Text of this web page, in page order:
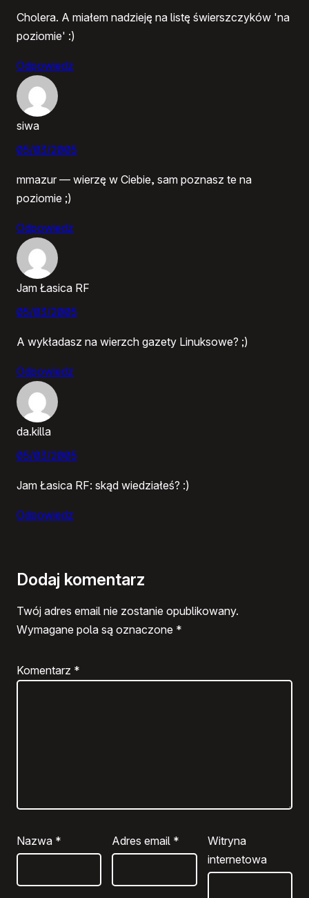
Cholera. A miałem nadzieję na listę świerszczyków 'na
poziomie' :)
Odpowiedz
siwa
05/03/2005
mmazur — wierzę w Ciebie, sam poznasz te na
poziomie ;)
Odpowiedz
Jam Łasica RF
05/03/2005
A wykładasz na wierzch gazety Linuksowe? ;)
Odpowiedz
da.killa
05/03/2005
Jam Łasica RF: skąd wiedziałeś? :)
Odpowiedz
Dodaj komentarz
Twój adres email nie zostanie opublikowany.
Wymagane pola są oznaczone *
Komentarz *
Nazwa * Adres email *
Witryna
internetowa